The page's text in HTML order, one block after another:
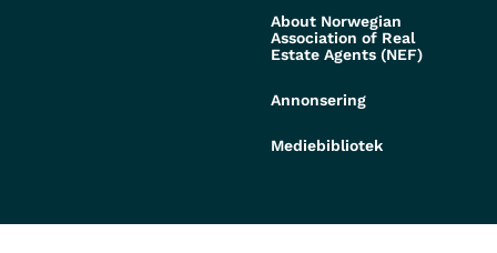
About Norwegian
Association of Real
Estate Agents (NEF)
Annonsering
Mediebibliotek